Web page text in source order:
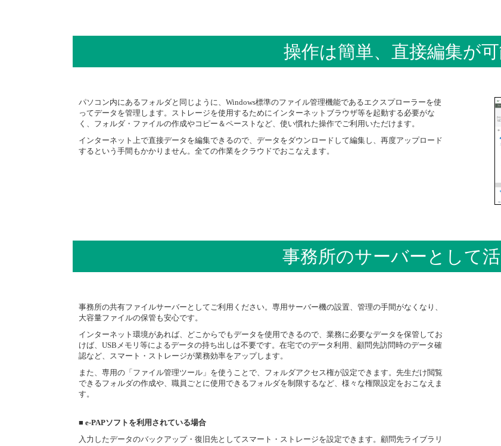
操作は簡単、直接編集が
パソコン内にあるフォルダと同じように、Windows標準のファイル管理機能であるエクスプローラーを使
ってデータを管理します。ストレージを使用するためにインターネットブラウザ等を起動する必要がな
く、フォルダ・ファイルの作成やコピー＆ペーストなど、使い慣れた操作でご利用いただけます。
インターネット上で直接データを編集できるので、データをダウンロードして編集し、再度アップロード
するという手間もかかりません。全ての作業をクラウドでおこなえます。
事務所のサーバーとして
事務所の共有ファイルサーバーとしてご利用ください。専用サーバー機の設置、管理の手間がなくなり、
大容量ファイルの保管も安心です。
インターネット環境があれば、どこからでもデータを使用できるので、業務に必要なデータを保管してお
けば、USBメモリ等によるデータの持ち出しは不要です。在宅でのデータ利用、顧問先訪問時のデータ確
認など、スマート・ストレージが業務効率をアップします。
また、専用の「ファイル管理ツール」を使うことで、フォルダアクセス権が設定できます。先生だけ閲覧
できるフォルダの作成や、職員ごとに使用できるフォルダを制限するなど、様々な権限設定をおこなえま
す。
■ e-PAPソフトを利用されている場合
入力したデータのバックアップ・復旧先としてスマート・ストレージを設定できます。顧問先ライブラリ